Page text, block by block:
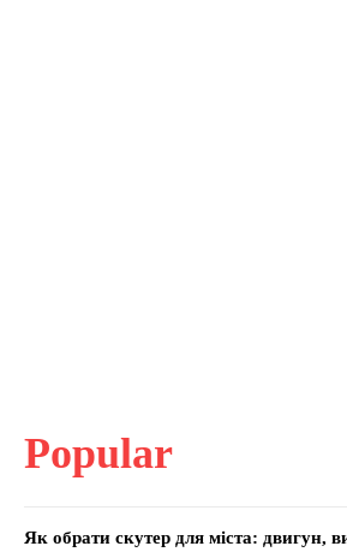
Popular
Як обрати скутер для міста: двигун,